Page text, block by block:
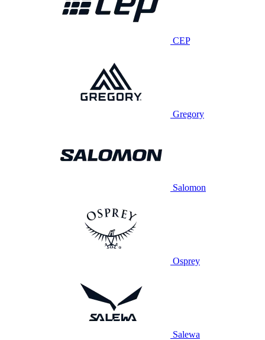
CEP
Gregory
Salomon
Osprey
Salewa